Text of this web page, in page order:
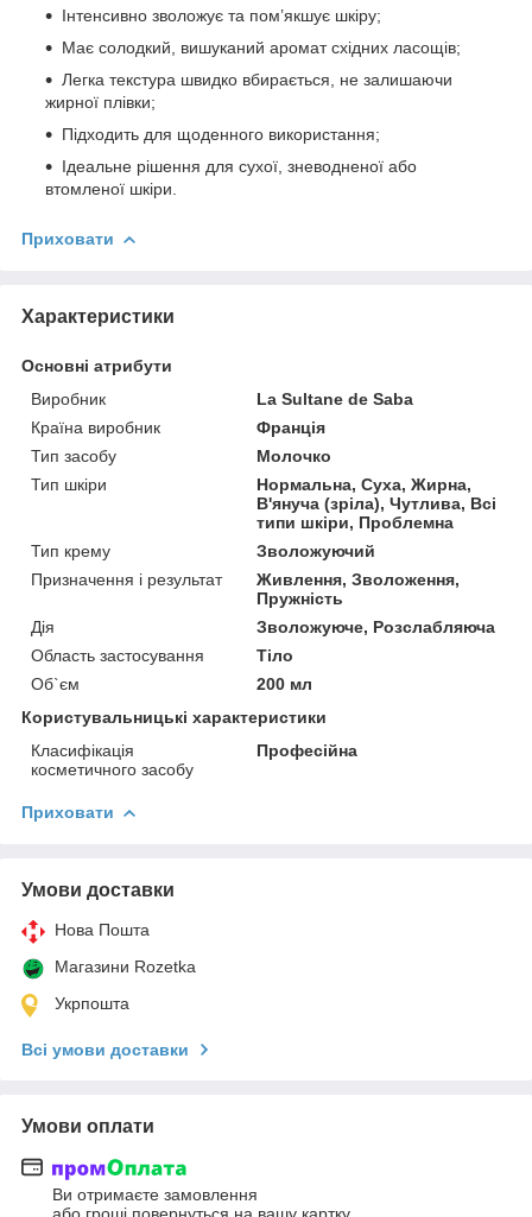
Інтенсивно зволожує та пом’якшує шкіру;
Має солодкий, вишуканий аромат східних ласощів;
Легка текстура швидко вбирається, не залишаючи
жирної плівки;
Підходить для щоденного використання;
Ідеальне рішення для сухої, зневодненої або
втомленої шкіри.
Приховати
Характеристики
Основні атрибути
Виробник
La Sultane de Saba
Країна виробник
Франція
Тип засобу
Молочко
Тип шкіри
Нормальна, Суха, Жирна,
В'януча (зріла), Чутлива, Всі
типи шкіри, Проблемна
Тип крему
Зволожуючий
Призначення і результат
Живлення, Зволоження,
Пружність
Дія
Зволожуюче, Розслабляюча
Область застосування
Тіло
Об`єм
200 мл
Користувальницькі характеристики
Класифікація
косметичного засобу
Професійна
Приховати
Умови доставки
Нова Пошта
Магазини Rozetka
Укрпошта
Всі умови доставки
Умови оплати
Ви отримаєте замовлення